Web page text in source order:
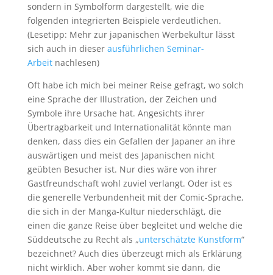
sondern in Symbolform dargestellt, wie die
folgenden integrierten Beispiele verdeutlichen.
(Lesetipp: Mehr zur japanischen Werbekultur lässt
sich auch in dieser ausführlichen Seminar-
Arbeitnachlesen)
Oft habe ich mich bei meiner Reise gefragt, wo solch
eine Sprache der Illustration, der Zeichen und
Symbole ihre Ursache hat. Angesichts ihrer
Übertragbarkeit und Internationalität könnte man
denken, dass dies ein Gefallen der Japaner an ihre
auswärtigen und meist des Japanischen nicht
geübten Besucher ist. Nur dies wäre von ihrer
Gastfreundschaft wohl zuviel verlangt. Oder ist es
die generelle Verbundenheit mit der Comic-Sprache,
die sich in der Manga-Kultur niederschlägt, die
einen die ganze Reise über begleitet und welche die
Süddeutsche zu Recht als „unterschätzte Kunstform“
bezeichnet? Auch dies überzeugt mich als Erklärung
nicht wirklich. Aber woher kommt sie dann, die